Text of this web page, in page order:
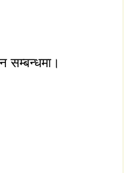
सम्बन्धमा।